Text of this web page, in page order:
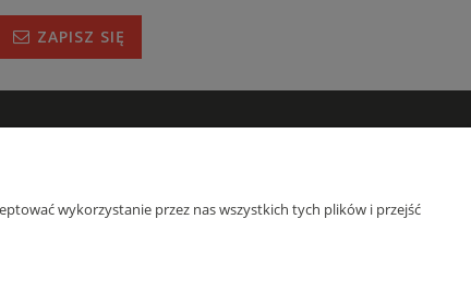
ZAPISZ SIĘ
wykorzystanie przez nas wszystkich tych plików i przejść